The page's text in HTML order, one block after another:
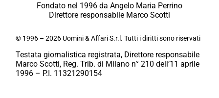
Fondato nel 1996 da Angelo Maria Perrino
Direttore responsabile Marco Scotti
© 1996 – 2026 Uomini & Affari S.r.l. Tutti i diritti sono riservati
Testata giornalistica registrata, Direttore responsabile
Marco Scotti, Reg. Trib. di Milano n° 210 dell’11 aprile
1996 – P.I. 11321290154